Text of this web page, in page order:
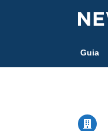
Guia